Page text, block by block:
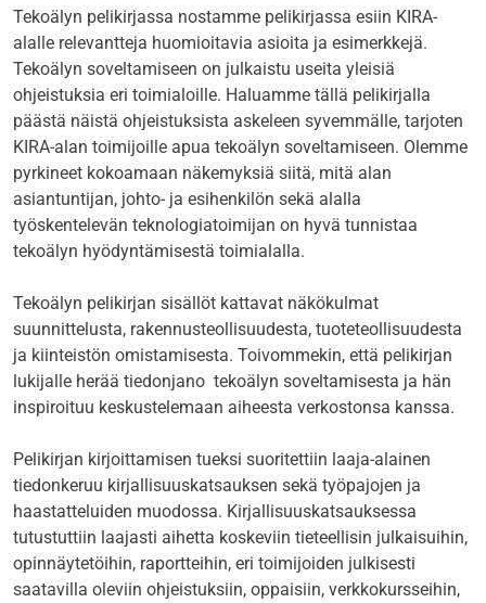
Tekoälyn pelikirjassa nostamme pelikirjassa esiin KIRA-
alalle relevantteja huomioitavia asioita ja esimerkkejä.
Tekoälyn soveltamiseen on julkaistu useita yleisiä
ohjeistuksia eri toimialoille. Haluamme tällä pelikirjalla
päästä näistä ohjeistuksista askeleen syvemmälle, tarjoten
KIRA-alan toimijoille apua tekoälyn soveltamiseen. Olemme
pyrkineet kokoamaan näkemyksiä siitä, mitä alan
asiantuntijan, johto- ja esihenkilön sekä alalla
työskentelevän teknologiatoimijan on hyvä tunnistaa
tekoälyn hyödyntämisestä toimialalla.
Tekoälyn pelikirjan sisällöt kattavat näkökulmat
suunnittelusta, rakennusteollisuudesta, tuoteteollisuudesta
ja kiinteistön omistamisesta. Toivommekin, että pelikirjan
lukijalle herää tiedonjano tekoälyn soveltamisesta ja hän
inspiroituu keskustelemaan aiheesta verkostonsa kanssa.
Pelikirjan kirjoittamisen tueksi suoritettiin laaja-alainen
tiedonkeruu kirjallisuuskatsauksen sekä työpajojen ja
haastatteluiden muodossa. Kirjallisuuskatsauksessa
tutustuttiin laajasti aihetta koskeviin tieteellisin julkaisuihin,
opinnäytetöihin, raportteihin, eri toimijoiden julkisesti
saatavilla oleviin ohjeistuksiin, oppaisiin, verkkokursseihin,